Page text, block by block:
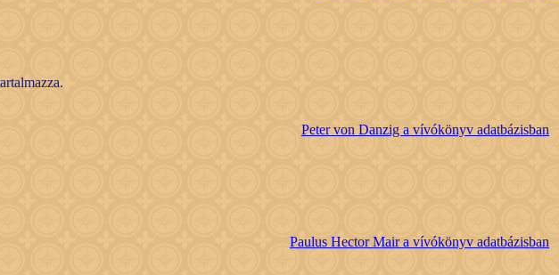
Peter von Danzig a vívókönyv adatbázisban
Paulus Hector Mair a vívókönyv adatbázisban